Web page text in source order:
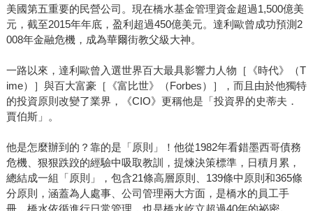
美國第五重要的民營公司。現在橋水基金管理資金超過1,500億美
元，截至2015年年底，盈利超過450億美元。達利歐曾成功預測2
008年金融危機，成為華爾街教父級大神。
一路以來，達利歐曾入選世界百大最具影響力人物［《時代》（T
ime）］與百大富豪［《富比世》（Forbes）］，而且由於他獨特
的投資原則改變了業界，《CIO》更稱他是「投資界的史蒂夫．
賈伯斯」。
他是怎麼辦到的？靠的是「原則」！他從1982年看錯墨西哥債務
危機、狠狠跌跤的經驗中吸取教訓，提煉決策標準，日積月累，
總結成一組「原則」，包含21條高層原則、139條中原則和365條
分原則，涵蓋為人處事、公司管理兩大方面，是橋水的員工手
冊，橋水依循進行日常管理，也是橋水屹立超過40年的祕密。